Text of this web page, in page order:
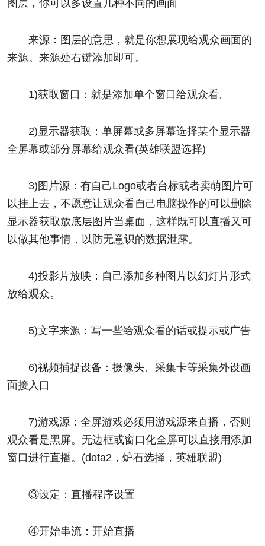
图层，你可以多设置几种不同的画面
来源：图层的意思，就是你想展现给观众画面的
来源。来源处右键添加即可。
1)获取窗口：就是添加单个窗口给观众看。
2)显示器获取：单屏幕或多屏幕选择某个显示器
全屏幕或部分屏幕给观众看(英雄联盟选择)
3)图片源：有自己Logo或者台标或者卖萌图片可
以挂上去，不愿意让观众看自己电脑操作的可以删除
显示器获取放底层图片当桌面，这样既可以直播又可
以做其他事情，以防无意识的数据泄露。
4)投影片放映：自己添加多种图片以幻灯片形式
放给观众。
5)文字来源：写一些给观众看的话或提示或广告
6)视频捕捉设备：摄像头、采集卡等采集外设画
面接入口
7)游戏源：全屏游戏必须用游戏源来直播，否则
观众看是黑屏。无边框或窗口化全屏可以直接用添加
窗口进行直播。(dota2，炉石选择，英雄联盟)
③设定：直播程序设置
④开始串流：开始直播